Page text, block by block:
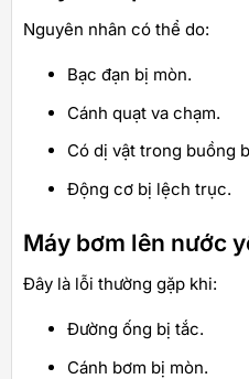
Nguyên nhân có thể do:
Bạc đạn bị mòn.
Cánh quạt va chạm.
Có dị vật trong buồng
Động cơ bị lệch trục.
Máy bơm lên nước
Đây là lỗi thường gặp khi:
Đường ống bị tắc.
Cánh bơm bị mòn.